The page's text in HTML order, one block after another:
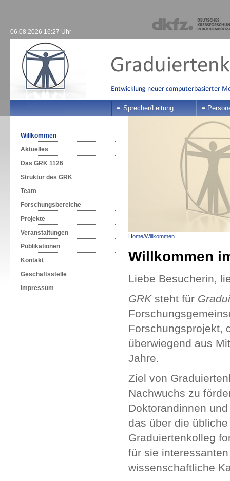
06.08.2026 16:27 Uhr
Sprecher/Leitung
Willkommen
Aktuelles
Das GRK 1126
Struktur des GRK
Team
Forschungsbereiche
Projekte
Veranstaltungen
Publikationen
Kontakt
Geschäftsstelle
Impressum
Home/Willkommen
Willkommen
Liebe Besucherin,
GRKsteht für
Forschungsprojekt,
überwiegend aus
Jahre.
Ziel von
Nachwuchs zu
Doktorandinnen
das über die
Graduiertenkolleg
für sie
wissenschaftliche